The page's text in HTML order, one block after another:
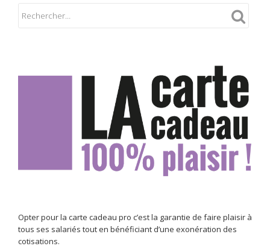
Opter pour la carte cadeau pro c’est la garantie de faire plaisir à
tous ses salariés tout en bénéficiant d’une exonération des
cotisations.